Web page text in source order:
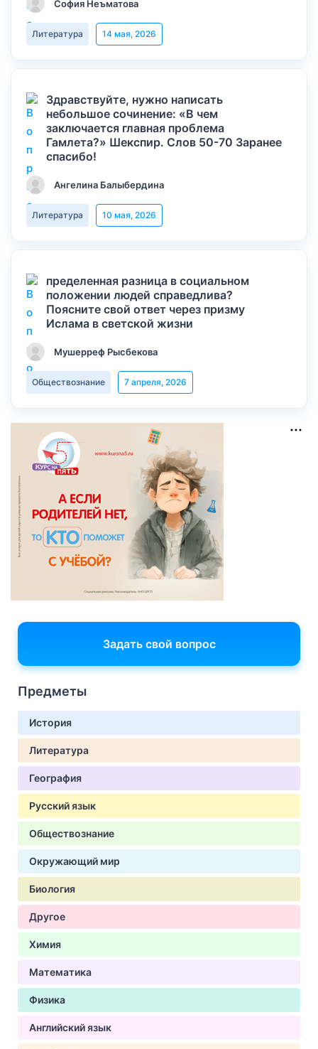
София Неъматова
Литература 14 мая, 2026
Здравствуйте, нужно написать
небольшое сочинение: «В чем
заключается главная проблема
Гамлета?» Шекспир. Слов 50-70 Заранее
спасибо!
Ангелина Балыбердина
Литература 10 мая, 2026
пределенная разница в социальном
положении людей справедлива?
Поясните свой ответ через призму
Ислама в светской жизни
Мушерреф Рысбекова
Обществознание 7 апреля, 2026
Задать свой вопрос
Предметы
История
Литература
География
Русский язык
Обществознание
Окружающий мир
Биология
Другое
Химия
Математика
Физика
Английский язык